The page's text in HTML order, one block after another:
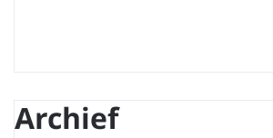
Archief